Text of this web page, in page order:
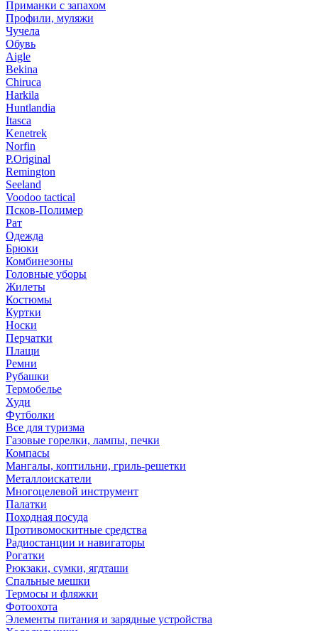
Приманки с запахом
Профили, муляжи
Чучела
Обувь
Aigle
Bekina
Chiruсa
Harkila
Huntlandia
Itasca
Kenetrek
Norfin
P.Original
Remington
Seeland
Voodoo tactical
Псков-Полимер
Рат
Одежда
Брюки
Комбинезоны
Головные уборы
Жилеты
Костюмы
Куртки
Носки
Перчатки
Плащи
Ремни
Рубашки
Термобелье
Худи
Футболки
Все для туризма
Газовые горелки, лампы, печки
Компасы
Мангалы, коптильни, гриль-решетки
Металлоискатели
Многоцелевой инструмент
Палатки
Походная посуда
Противомоскитные средства
Радиостанции и навигаторы
Рогатки
Рюкзаки, сумки, ягдташи
Спальные мешки
Термосы и фляжки
Фотоохота
Элементы питания и зарядные устройства